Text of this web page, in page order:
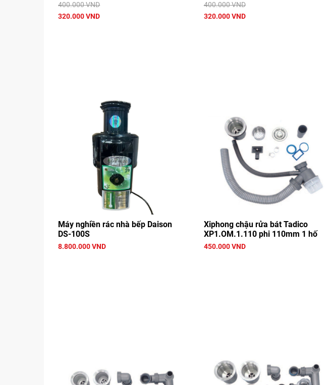
400.000 VND
320.000 VND
400.000 VND
320.000 VND
Máy nghiền rác nhà bếp Daison
DS-100S
8.800.000 VND
Xiphong chậu rửa bát Tadico
XP1.OM.1.110 phi 110mm 1 hố
450.000 VND